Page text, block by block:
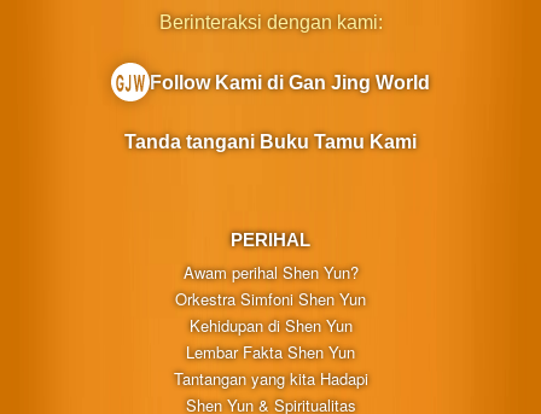
PERIHAL
Awam perihal Shen Yun?
Orkestra Simfoni Shen Yun
Kehidupan di Shen Yun
Lembar Fakta Shen Yun
Tantangan yang kita Hadapi
Shen Yun & Spiritualitas
Berinteraksi dengan kami:
Follow Kami di Gan Jing World
Tanda tangani Buku Tamu Kami